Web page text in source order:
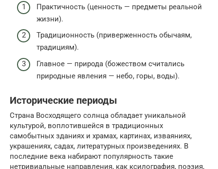
Практичность (ценность — предметы реальной
жизни).
Традиционность (приверженность обычаям,
традициям).
Главное — природа (божеством считались
природные явления — небо, горы, воды).
Исторические периоды
Страна Восходящего солнца обладает уникальной
культурой, воплотившейся в традиционных
самобытных зданиях и храмах, картинах, изваяниях,
украшениях, садах, литературных произведениях. В
последние века набирают популярность такие
нетривиальные направления, как ксилография, поэзия,